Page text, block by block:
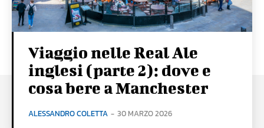
Viaggio nelle Real Ale
inglesi (parte 2): dove e
cosa bere a Manchester
ALESSANDRO COLETTA - 30 MARZO 2026